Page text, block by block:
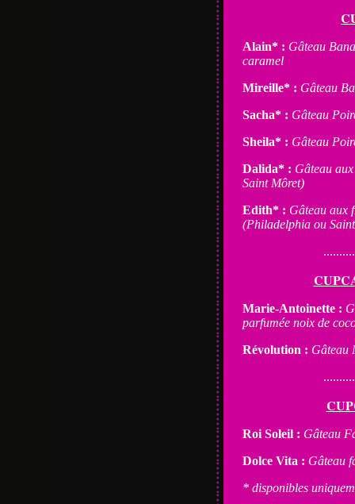
Alain* : Gâteau
caramel
Mireille* : Gâteau
Sacha* : Gâteau
Sheila* : Gâteau
Dalida* : Gâteau
Saint Môret)
Edith* : Gâteau aux
(Philadelphia ou
Marie-Antoinette :
parfumée noix de
Révolution : Gâteau
Roi Soleil : Gâteau
Dolce Vita : Gâteau
* disponibles